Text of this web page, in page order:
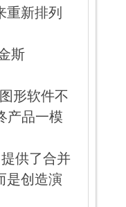
重新排列
斯
形软件不
产品一模
供了合并
是创造演